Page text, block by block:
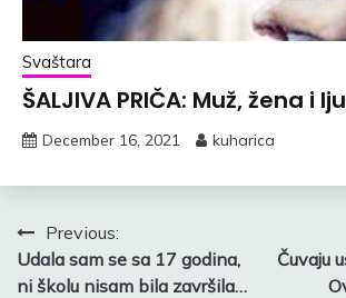
Svaštara
ŠALJIVA PRIČA: Muž, žena i
December 16, 2021 kuharica
Post
navigation
Previous:
Udala sam se sa 17 godina,
ni školu nisam bila završila…
Čuvaju